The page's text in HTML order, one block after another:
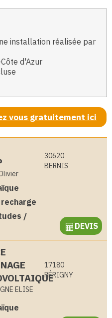
installation réalisée par
d'Azur
vous gratuitement ici
30620
BERNIS
/
DEVIS
ELISE
17180
PÉRIGNY